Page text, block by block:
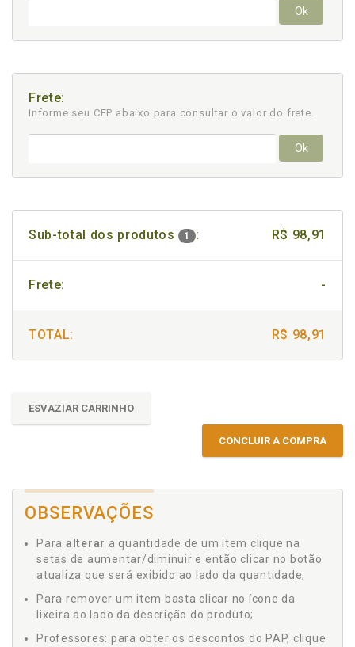
Ok
Frete:
Informe seu CEP abaixo para consultar o valor do frete.
Ok
Sub-total dos produtos 1 : R$ 98,91
Frete: -
TOTAL: R$ 98,91
ESVAZIAR CARRINHO
CONCLUIR A COMPRA
OBSERVAÇÕES
Para alterar a quantidade de um item clique na
setas de aumentar/diminuir e então clicar no botão
atualiza que será exibido ao lado da quantidade;
Para remover um item basta clicar no ícone da
lixeira ao lado da descrição do produto;
Professores: para obter os descontos do PAP, clique